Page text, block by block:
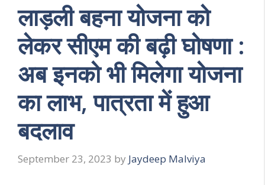
लाड़ली बहना योजना को
लेकर सीएम की बढ़ी घोषणा :
अब इनको भी मिलेगा योजना
का लाभ, पात्रता में हुआ
बदलाव
September 23, 2023 by Jaydeep Malviya